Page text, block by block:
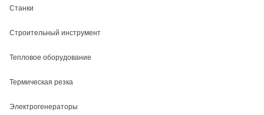
Станки
Строительный инструмент
Тепловое оборудование
Термическая резка
Электрогенераторы